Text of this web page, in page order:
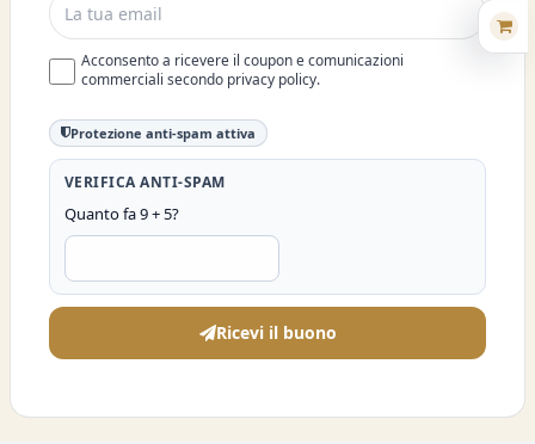
Acconsento a ricevere il coupon e comunicazioni
commerciali secondo privacy policy.
Protezione anti-spam attiva
VERIFICA ANTI-SPAM
Quanto fa 9 + 5?
Ricevi il buono